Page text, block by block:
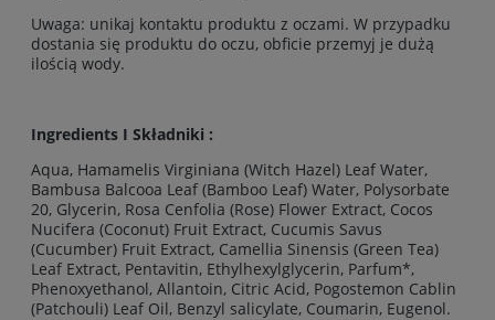
Uwaga: unikaj kontaktu produktu z oczami. W przypadku
dostania się produktu do oczu, obficie przemyj je dużą
ilością wody.
Ingredients I Składniki :
Aqua, Hamamelis Virginiana (Witch Hazel) Leaf Water,
Bambusa Balcooa Leaf (Bamboo Leaf) Water, Polysorbate
20, Glycerin, Rosa Cenfolia (Rose) Flower Extract, Cocos
Nucifera (Coconut) Fruit Extract, Cucumis Savus
(Cucumber) Fruit Extract, Camellia Sinensis (Green Tea)
Leaf Extract, Pentavitin, Ethylhexylglycerin, Parfum*,
Phenoxyethanol, Allantoin, Citric Acid, Pogostemon Cablin
(Patchouli) Leaf Oil, Benzyl salicylate, Coumarin, Eugenol.